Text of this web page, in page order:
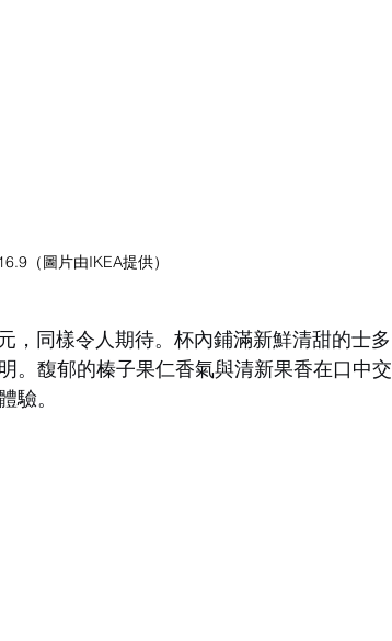
（圖片由IKEA提供）
，同樣令人期待。杯內鋪滿新鮮清甜的士多
。馥郁的榛子果仁香氣與清新果香在口中交
驗。